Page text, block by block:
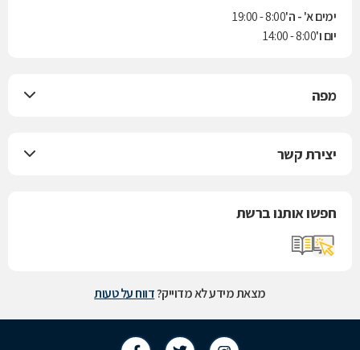
ימים א' - ה'8:00 - 19:00
יום ו'8:00 - 14:00
מפה
יצירת קשר
חפשו אותנו ברשת
מצאת מידע לא מדוייק?דווח על טעות